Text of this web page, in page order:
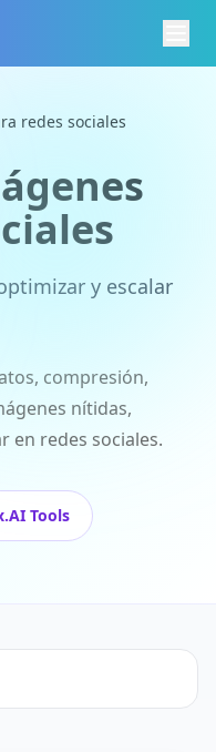
redes sociales
y escalar
compresión,
nítidas,
en redes sociales.
Tools